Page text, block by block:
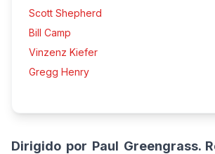
Scott Shepherd
Bill Camp
Vinzenz Kiefer
Gregg Henry
Dirigido por Paul Greengrass.